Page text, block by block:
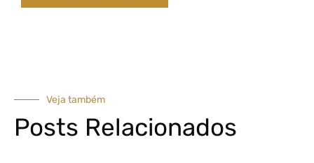
Veja também
Posts Relacionados